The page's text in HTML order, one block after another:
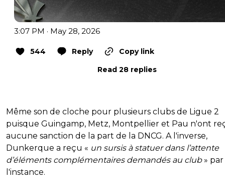
3:07 PM · May 28, 2026
544 Reply
Copy link
Read 28 replies
Même son de cloche pour plusieurs clubs de Ligue 2
puisque Guingamp, Metz, Montpellier et Pau n'ont
aucune sanction de la part de la DNCG. A l'inverse,
Dunkerque a reçu « un sursis à statuer dans l’attente
d’éléments complémentaires demandés au club» par
l'instance.